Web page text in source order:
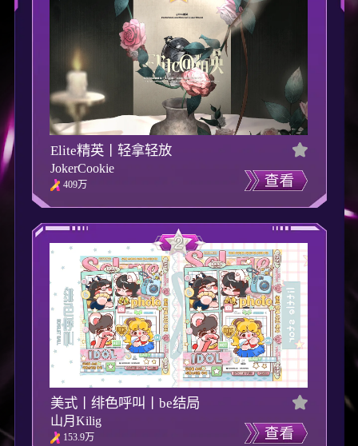
Elite精英丨轻拿轻放
JokerCookie
409万
美式丨绯色呼叫丨be结局
山月Kilig
153.9万